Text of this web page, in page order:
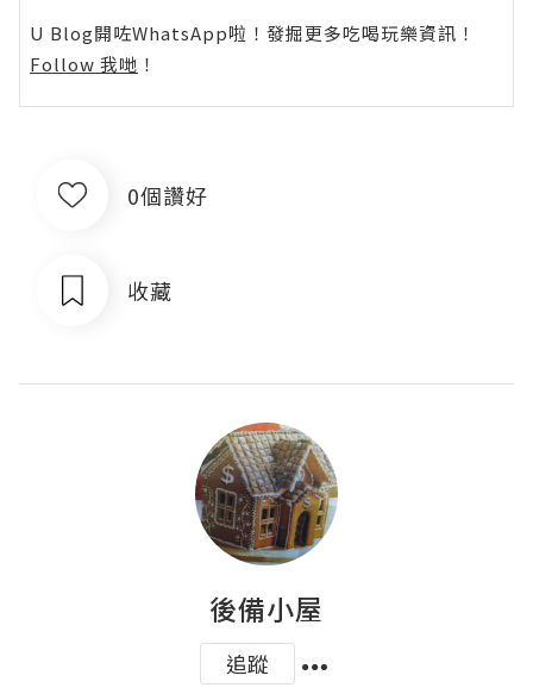
U Blog開咗WhatsApp啦！發掘更多吃喝玩樂資訊！
Follow 我哋 ！
0個讚好
收藏
後備小屋
追蹤